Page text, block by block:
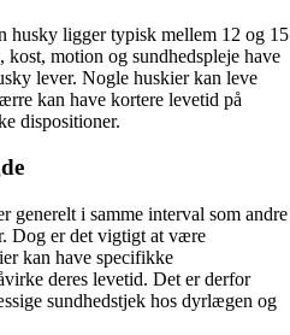
husky ligger typisk mellem 12 og 15
motion og sundhedspleje have
lever. Nogle huskier kan leve
kan have kortere levetid på
dispositioner.
generelt i samme interval som andre
Dog er det vigtigt at være
kan have specifikke
deres levetid. Det er derfor
sundhedstjek hos dyrlægen og